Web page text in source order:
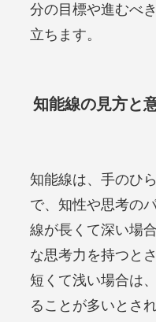
分の目標や進むべ
立ちます。
知能線の見方と
知能線は、手のひ
で、知性や思考の
線が長くて深い場
な思考力を持つと
短くて浅い場合は
ることが多いとさ